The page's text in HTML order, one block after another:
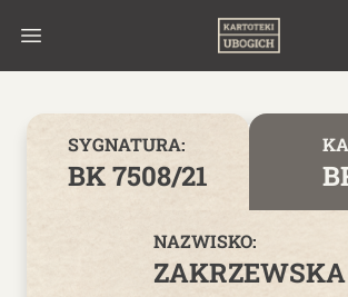
SYGNATURA:
BK 7508/21
NAZWISKO:
ZAKRZEWSKA